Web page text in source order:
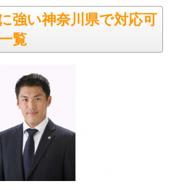
強い神奈川県で対応可
覧